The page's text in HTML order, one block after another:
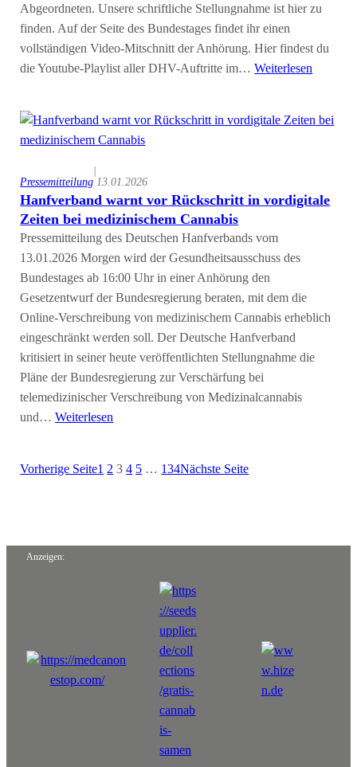
Abgeordneten. Unsere schriftliche Stellungnahme ist hier zu
finden. Auf der Seite des Bundestages findet ihr einen
vollständigen Video-Mitschnitt der Anhörung. Hier findest du
die Youtube-Playlist aller DHV-Auftritte im…Weiterlesen
Pressemitteilung
|
13.01.2026
Hanfverband warnt vor Rückschritt in vordigitale
Zeiten bei medizinischem Cannabis
Pressemitteilung des Deutschen Hanfverbands vom
13.01.2026 Morgen wird der Gesundheitsausschuss des
Bundestages ab 16:00 Uhr in einer Anhörung den
Gesetzentwurf der Bundesregierung beraten, mit dem die
Online-Verschreibung von medizinischem Cannabis erheblich
eingeschränkt werden soll. Der Deutsche Hanfverband
kritisiert in seiner heute veröffentlichten Stellungnahme die
Pläne der Bundesregierung zur Verschärfung bei
telemedizinischer Verschreibung von Medizinalcannabis
und…Weiterlesen
Vorherige Seite1 2 3 4 5 … 134Nächste Seite
Anzeigen: